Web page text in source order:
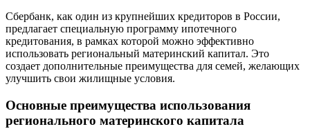
Сбербанк, как один из крупнейших кредиторов в России,
предлагает специальную программу ипотечного
кредитования, в рамках которой можно эффективно
использовать региональный материнский капитал. Это
создает дополнительные преимущества для семей, желающих
улучшить свои жилищные условия.
Основные преимущества использования
регионального материнского капитала